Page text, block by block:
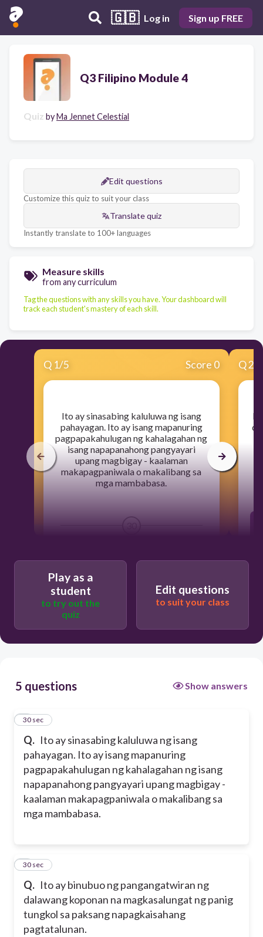
🇬🇧 Log in Sign up FREE
Q3 Filipino Module 4
Quiz byMa Jennet Celestial
Edit questions
Customize this quiz to suit your class
Translate quiz
Instantly translate to 100+ languages
Measure skills
from any curriculum
Tag the questions with any skills you have. Your dashboard will
track each student's mastery of each skill.
Q 1/5 Score 0
​Ito ay sinasabing kaluluwa ng isang
pahayagan. Ito ay isang mapanuring
pagpapakahulugan ng kahalagahan ng
isang napapanahong pangyayari
upang magbigay - kaalaman
makapagpaniwala o makalibang sa
mga mambabasa.
30
kartung editoryal
Q2
Play as a
student
to try out the
quiz
Edit questions
to suit your class
5 questions Show answers
Q. Ito ay sinasabing kaluluwa ng isang
pahayagan. Ito ay isang mapanuring
pagpapakahulugan ng kahalagahan ng isang
napapanahong pangyayari upang magbigay -
kaalaman makapagpaniwala o makalibang sa
mga mambabasa.
1
30 sec
Q. Ito ay binubuo ng pangangatwiran ng
dalawang koponan na magkasalungat ng panig
tungkol sa paksang napagkaisahang
pagtatalunan.
2
30 sec